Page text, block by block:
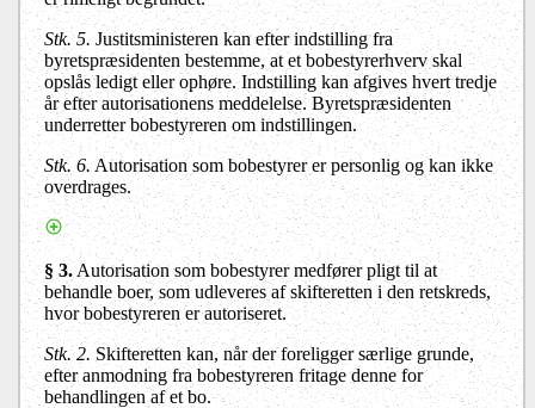
Stk. 5. Justitsministeren kan efter indstilling fra
byretspræsidenten bestemme, at et bobestyrerhverv skal
opslås ledigt eller ophøre. Indstilling kan afgives hvert tredje
år efter autorisationens meddelelse. Byretspræsidenten
underretter bobestyreren om indstillingen.
Stk. 6. Autorisation som bobestyrer er personlig og kan ikke
overdrages.
§ 3. Autorisation som bobestyrer medfører pligt til at
behandle boer, som udleveres af skifteretten i den retskreds,
hvor bobestyreren er autoriseret.
Stk. 2. Skifteretten kan, når der foreligger særlige grunde,
efter anmodning fra bobestyreren fritage denne for
behandlingen af et bo.